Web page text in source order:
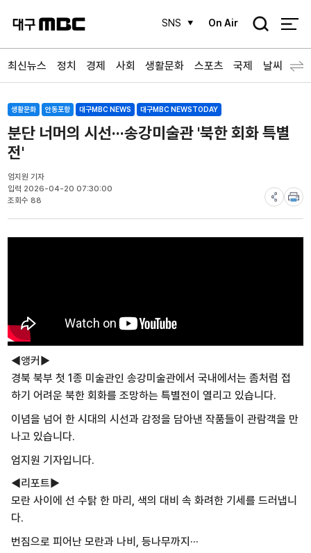
SNS On Air
검
최신뉴스 정치 경제 사회 생활문화 스포츠 국제 날씨
생활문화 안동포항 대구MBC NEWS 대구MBC NEWSTODAY
분단 너머의 시선···송강미술관 '북한 회화 특별
전'
엄지원 기자
입력 2026-04-20 07:30:00
조회수 88
◀앵커▶
경북 북부 첫 1종 미술관인 송강미술관에서 국내에서는 좀처럼 접
하기 어려운 북한 회화를 조망하는 특별전이 열리고 있습니다.
이념을 넘어 한 시대의 시선과 감정을 담아낸 작품들이 관람객을 만
나고 있습니다.
엄지원 기자입니다.
◀리포트▶
모란 사이에 선 수탉 한 마리, 색의 대비 속 화려한 기세를 드러냅니
다.
번짐으로 피어난 모란과 나비, 등나무까지···